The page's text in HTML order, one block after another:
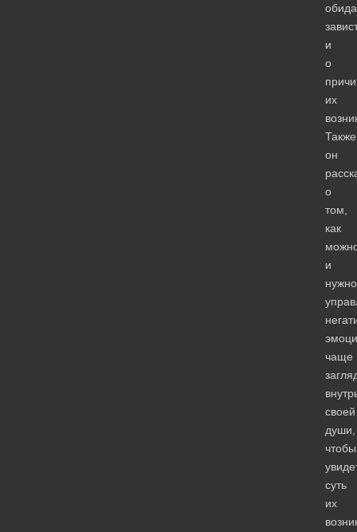
и
о
их
Также
он
о
том,
как
и
нужно
чаще
своей
души,
чтобы
суть
их